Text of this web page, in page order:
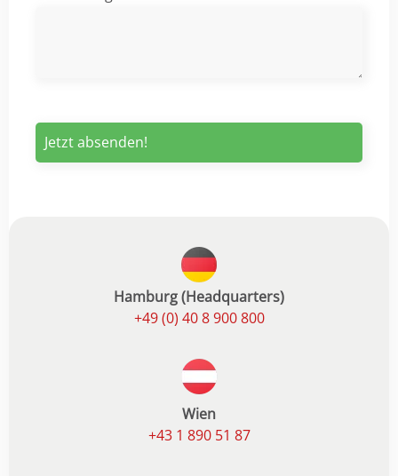
Hamburg (Headquarters)
+49 (0) 40 8 900 800
Wien
+43 1 890 51 87